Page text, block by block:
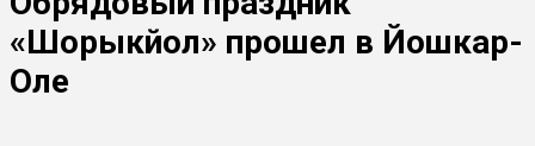
«Шорыкйол» прошел в Йошкар-
Оле